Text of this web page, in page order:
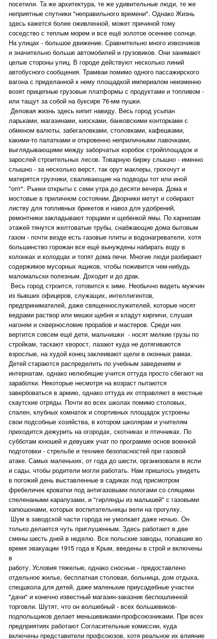
посетили. Та же архитектура, те же удивительные люди, те же
неприятные спутники "неправильного времени". Однако Жизнь
здесь кажется более оживленной, может причиной тому
соседство с теплым морем и все ещё золотое осеннее солнце.
На улицах - большое движение. Сравнительно много извозчиков
и значительно больше автомобилей и грузовиков. Они занимают
целые стороны улиц. В городе действуют несколько линий
автобусного сообщения. Трамваи помимо одного пассажирского
вагона с приделанной к нему площадкой империалом неизменно
возят прицепные грузовые платформы с продуктами и топливом -
или тащут за собой на буксире 76-мм пушки.
Деловая жизнь здесь кипит навиду. Весь город усыпан
ларьками, магазинами, киосками, банковскими конторками с
обменом валюты, забегаловками, столовками, кафешками,
какими-то палатками и откровенно неприличными лавочками,
выглядывающими между заборчатых коробок стройплощадок и
зарослей строительных лесов. Товарную биржу слышно - именно
слышно - за несколько верст, так орут маклеры, грохочут и
матерятся грузчики, сваливающие на подводы тот или иной
"опт". Рынки открыты с семи утра до десяти вечера. Дома и
мостовые в приличном состоянии. Дворники метут и собирают
листву для топливных брикетов и навоз для удобрений,
ремонтники закладывают торцами и щебенкой ямы. По карнизам
этажей тянутся желтоватые трубы, снабжающие дома бытовым
газом - почти везде есть газовые плиты и водонагреватели, хотя
большинство горожан все ещё вынуждены набирать воду в
колонках и колодцах и топят дома печи. Многие люди разбирают
содержимое мусорных ящиков, чтобы поживится чем-нибудь
маломальски полезным. Доходит и до драк.
Весь город строится, готовится к зиме. Необычно видеть мужчин
из бывших офицеров, служащих, интеллигентов,
предпринимателей, даже священнослужителей, которые носят
ведрами раствор или мешки щебня и кладут кирпичи, слушая
нагоняи и сквернословие прорабов и мастеров. Среди них
вертится совсем ещё дети, мальчишки - носят мелкие грузы по
стройкам, таскают хворост, лазают куда не дотягиваются
взрослые, на худой конец заклеивают щели в оконных рамах.
Детей стараются распределить по учебным заведениям и
интернатам, однако нелюбящие учится оттуда просто сбегают на
заработки. Некоторые несмотря на возраст пытаются
завербоваться в армию, однако оттуда их отправляют в местные
скаутские отряды. Почти во всех школах помимо столовых,
спален, клубных комнаток и спортивных площадок устроены
свои подсобные хозяйства, в котором школярам и учителям
приходится дежурить на огородах, скотниках и птичниках. По
субботам юношей и девушек учат по программе основ военной
подготовки - стрельбе и технике безопасностей при газовой
атаке. Самых маленьких, от года до шести, организовали в ясли
и сады, чтобы родители могли работать. Нам пришлось увидеть
в погожий день выставленные в садиках под присмотром
фребеличек кроватки под антигазовыми пологами со спящими
спеленаными карапузами, и "гирлянды из малышей" с газовыми
капюшонами, которых воспитательницы вели на прогулку.
Шум в заводской части города не умолкает даже ночью. Он
только делается чуть приглушенным. Здесь работают в две
смены шесть дней в неделю. Все польские заводы, попавшие во
время эвакуации 1915 года в Крым, введены в строй и включены
в
работу. Условия тяжелые, однако сносные - предоставлено
отдельное жилье, бесплатная столовая, больница, дом отдыха,
спецшкола для детей, даже маленькие приусадебные участки
"дачи" и конечно известный магазин-заказник беспошлинной
торговли. Шутят, что он волшебный - всех большевиков-
подпольщиков делает меньшевиками-профсоюзниками. При всех
предприятиях работают Согласительные комиссии, куда
включены представители профсоюзов, хотя реальное их влияние